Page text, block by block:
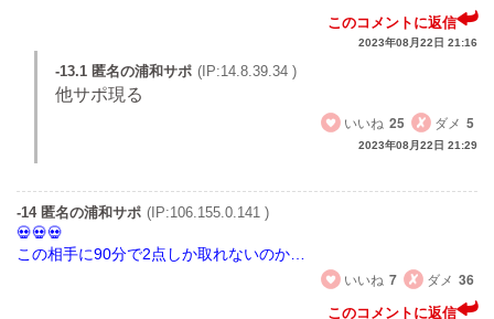
このコメントに返信
2023年08月22日 21:16
-13.1 匿名の浦和サポ (IP:14.8.39.34 )
他サポ現る
いいね 25 ダメ 5
2023年08月22日 21:29
-14 匿名の浦和サポ (IP:106.155.0.141 )
この相手に90分で2点しか取れないのか…
いいね 7 ダメ 36
このコメントに返信